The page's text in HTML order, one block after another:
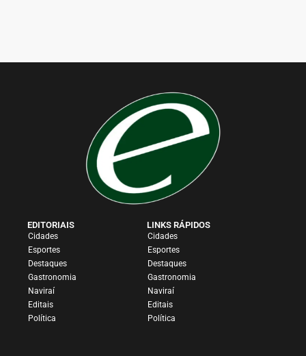
EDITORIAIS
Cidades
Esportes
Destaques
Gastronomia
Naviraí
Editais
Política
LINKS RÁPIDOS
Cidades
Esportes
Destaques
Gastronomia
Naviraí
Editais
Política